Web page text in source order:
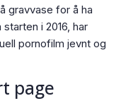
gravvase for å ha
i 2016, har
pornofilm jevnt og
page